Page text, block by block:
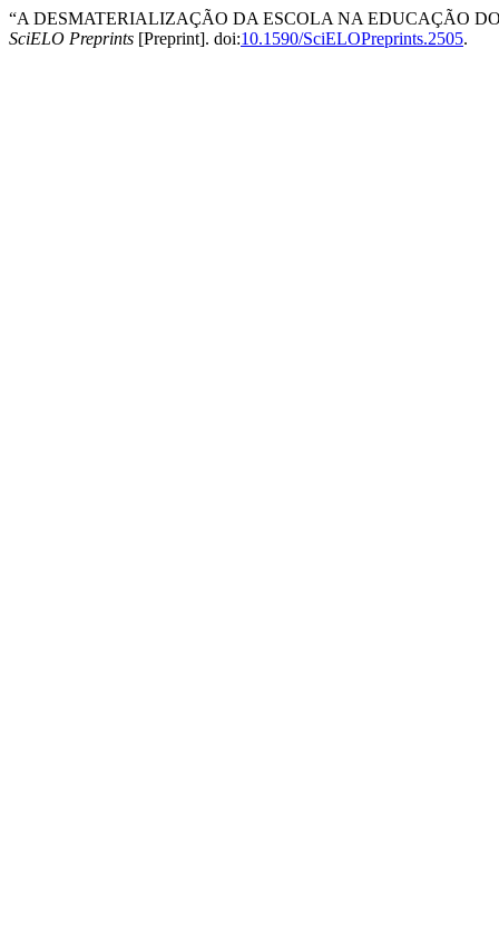
“A DESMATERIALIZAÇÃO DA ESCOLA NA EDUCAÇÃO
SciELO Preprints [Preprint]. doi:10.1590/SciELOPreprints.2505.